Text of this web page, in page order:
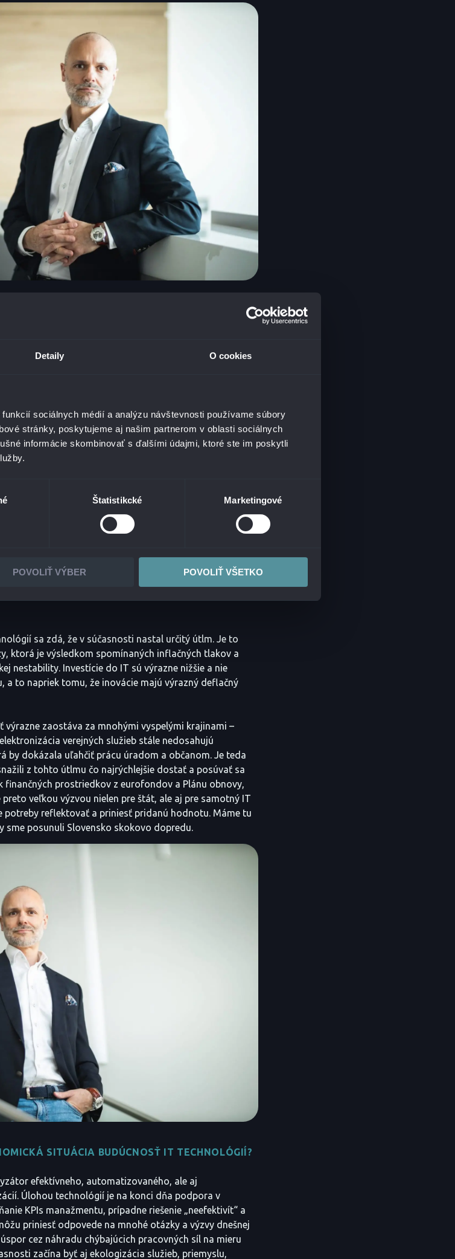
Detaily O cookies
sociálnych médií a analýzu návštevnosti používame súbory
stránky, poskytujeme aj našim partnerom v oblasti sociálnych
informácie skombinovať s ďalšími údajmi, ktoré ste im poskytli
Štatistikcké Marketingové
POVOLIŤ VÝBER POVOLIŤ VŠETKO
My chceme byť súčasťou týchto zmien a vo
Niektoré trendy sú dnes zjavné, ako napríklad
kybernetická bezpečnosť, data analytics,
Tiež tu máme oblasti, ktoré začínajú
ako je umelá inteligencia alebo decentralizované
to reálne umožňujú. Prenikajú do stále širších
že integrácia a budovanie na technológiách
ChatGPT, fundamentálne zmení fungovanie celých
sa zdá, že v súčasnosti nastal určitý útlm. Je to
ktorá je výsledkom spomínaných inflačných tlakov a
nestability. Investície do IT sú výrazne nižšie a nie
a to napriek tomu, že inovácie majú výrazný deflačný
zaostáva za mnohými vyspelými krajinami –
verejných služieb stále nedosahujú
by dokázala uľahčiť prácu úradom a občanom. Je teda
z tohto útlmu čo najrýchlejšie dostať a posúvať sa
finančných prostriedkov z eurofondov a Plánu obnovy,
veľkou výzvou nielen pre štát, ale aj pre samotný IT
potreby reflektovať a priniesť pridanú hodnotu. Máme tu
sme posunuli Slovensko skokovo dopredu.
SITUÁCIA BUDÚCNOSŤ IT TECHNOLÓGIÍ?
efektívneho, automatizovaného, ale aj
Úlohou technológií je na konci dňa podpora v
KPIs manažmentu, prípadne riešenie „neefektivít“ a
priniesť odpovede na mnohé otázky a výzvy dnešnej
cez náhradu chýbajúcich pracovných síl na mieru
začína byť aj ekologizácia služieb, priemyslu,